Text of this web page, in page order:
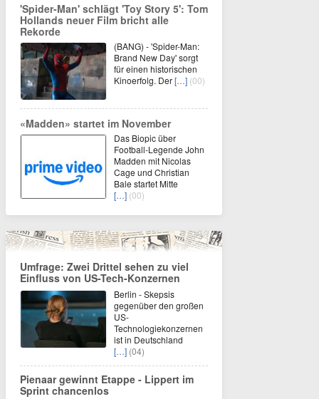
'Spider-Man' schlägt 'Toy Story 5': Tom
Hollands neuer Film bricht alle
Rekorde
(BANG) - 'Spider-Man:
Brand New Day' sorgt
für einen historischen
Kinoerfolg. Der[…] (00)
«Madden» startet im November
Das Biopic über
Football-Legende John
Madden mit Nicolas
Cage und Christian
Bale startet Mitte
[…] (00)
Umfrage: Zwei Drittel sehen zu viel
Einfluss von US-Tech-Konzernen
Berlin - Skepsis
gegenüber den großen
US-
Technologiekonzernen
ist in Deutschland
[…] (04)
Pienaar gewinnt Etappe - Lippert im
Sprint chancenlos